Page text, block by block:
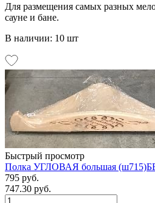
Для размещения самых разных
сауне и бане.
В наличии: 10 шт
Быстрый просмотр
Полка УГЛОВАЯ большая
795 руб.
747.30 руб.